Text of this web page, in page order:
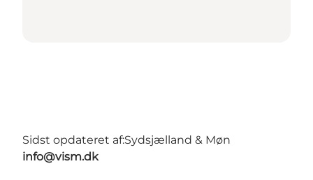
Sidst opdateret af:Sydsjælland & Møn
info@vism.dk